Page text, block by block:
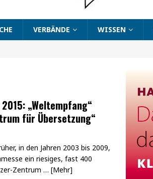
VERBÄNDE WISSEN
„Weltempfang“
für Übersetzung“
in den Jahren 2003 bis 2009,
ein riesiges, fast 400
Zentrum … [Mehr]